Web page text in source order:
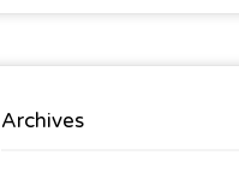
Archives